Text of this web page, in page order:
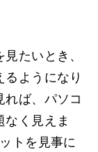
たいとき、
ようになり
れば、パソコ
なく見えま
トを見事に